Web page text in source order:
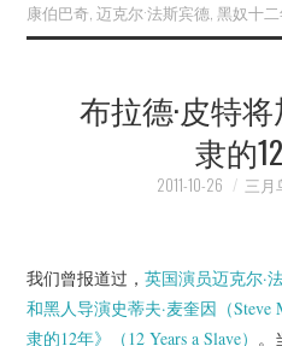
康伯巴奇,迈克尔·法斯宾德,黑奴十
布拉德·皮特
隶的
2011-10-26 三月
我们曾报道过，英国演员迈克尔·
和黑人导演史蒂夫·麦奎因（Steve
隶的12年》（12 Years a Slave） 。